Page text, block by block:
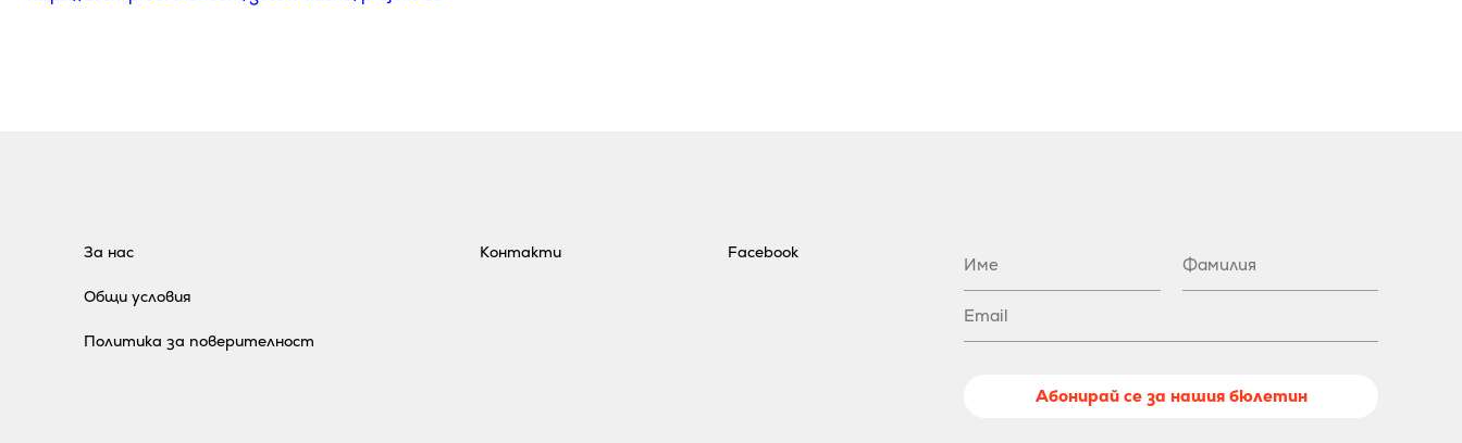
За нас
Общи условия
Политика за поверителност
Контакти Facebook
Абонирай се за нашия бюлетин